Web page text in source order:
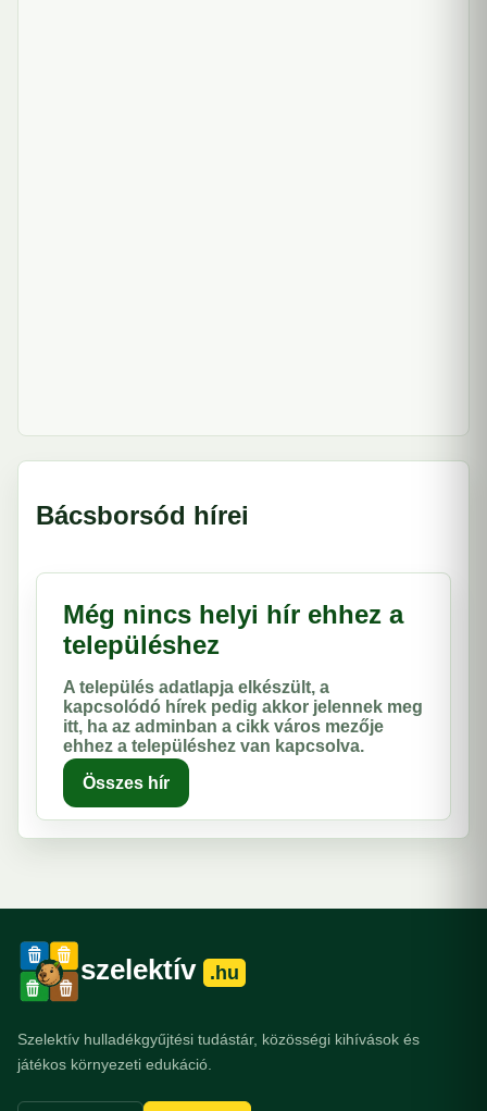
Bácsborsód hírei
Még nincs helyi hír ehhez a
településhez
A település adatlapja elkészült, a
kapcsolódó hírek pedig akkor jelennek meg
itt, ha az adminban a cikk város mezője
ehhez a településhez van kapcsolva.
Összes hír
szelektív .hu
Szelektív hulladékgyűjtési tudástár, közösségi kihívások és
játékos környezeti edukáció.